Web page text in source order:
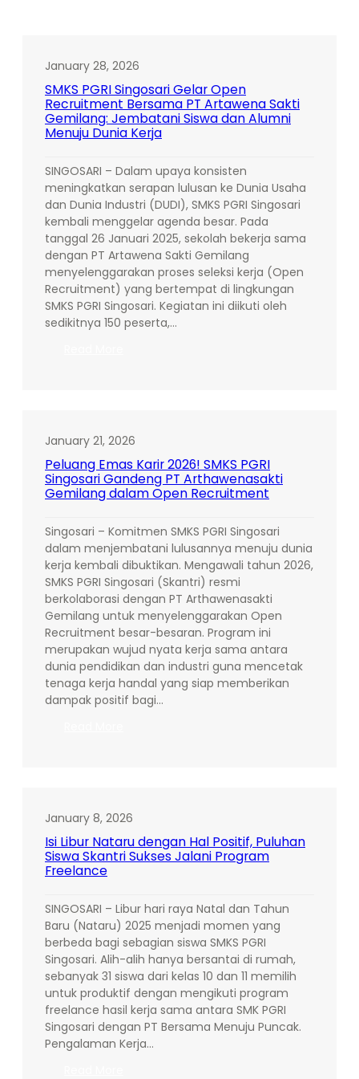
January 28, 2026
SMKS PGRI Singosari Gelar Open
Recruitment Bersama PT Artawena Sakti
Gemilang: Jembatani Siswa dan Alumni
Menuju Dunia Kerja
SINGOSARI – Dalam upaya konsisten
meningkatkan serapan lulusan ke Dunia Usaha
dan Dunia Industri (DUDI), SMKS PGRI Singosari
kembali menggelar agenda besar. Pada
tanggal 26 Januari 2025, sekolah bekerja sama
dengan PT Artawena Sakti Gemilang
menyelenggarakan proses seleksi kerja (Open
Recruitment) yang bertempat di lingkungan
SMKS PGRI Singosari. Kegiatan ini diikuti oleh
sedikitnya 150 peserta,…
Open
Recruitment
Bersama
PT
Artawena
Gemilang:
Jembatani
Siswa
dan
Alumni
Menuju
Dunia
Kerja
January 21, 2026
Peluang Emas Karir 2026! SMKS PGRI
Singosari Gandeng PT Arthawenasakti
Gemilang dalam Open Recruitment
Singosari – Komitmen SMKS PGRI Singosari
dalam menjembatani lulusannya menuju dunia
kerja kembali dibuktikan. Mengawali tahun 2026,
SMKS PGRI Singosari (Skantri) resmi
berkolaborasi dengan PT Arthawenasakti
Gemilang untuk menyelenggarakan Open
Recruitment besar-besaran. Program ini
merupakan wujud nyata kerja sama antara
dunia pendidikan dan industri guna mencetak
tenaga kerja handal yang siap memberikan
dampak positif bagi…
SMKS
PGRI
Singosari
Gandeng
Gemilang
dalam
Open
Recruitment
January 8, 2026
Isi Libur Nataru dengan Hal Positif, Puluhan
Siswa Skantri Sukses Jalani Program
Freelance
SINGOSARI – Libur hari raya Natal dan Tahun
Baru (Nataru) 2025 menjadi momen yang
berbeda bagi sebagian siswa SMKS PGRI
Singosari. Alih-alih hanya bersantai di rumah,
sebanyak 31 siswa dari kelas 10 dan 11 memilih
untuk produktif dengan mengikuti program
freelance hasil kerja sama antara SMK PGRI
Singosari dengan PT Bersama Menuju Puncak.
Pengalaman Kerja…